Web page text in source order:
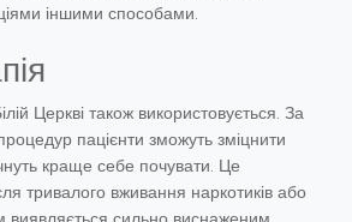
іншими способами.
Церкві також використовується. За
пацієнти зможуть зміцнити
краще себе почувати. Це
тривалого вживання наркотиків або